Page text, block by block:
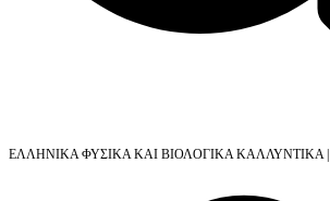
ΕΛΛΗΝΙΚΑ ΦΥΣΙΚΑ ΚΑΙ ΒΙΟΛΟΓΙΚΑ ΚΑΛΛΥΝΤΙΚΑ |